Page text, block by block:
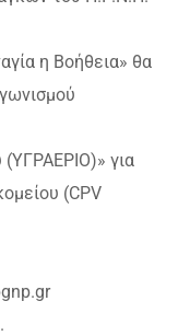
η Βοήθεια» θα
(ΥΓΡΑΕΡΙΟ)» για
(CPV